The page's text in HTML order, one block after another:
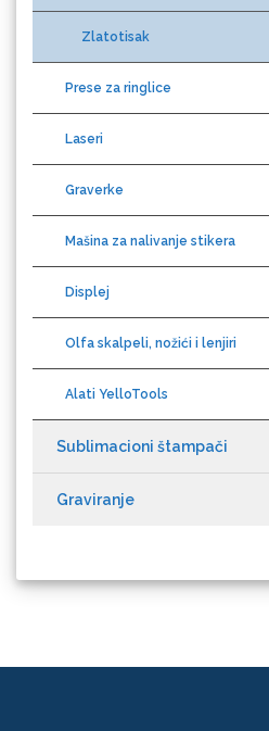
Zlatotisak
Prese za ringlice
Laseri
Graverke
Mašina za nalivanje stikera
Displej
Olfa skalpeli, nožići i lenjiri
Alati YelloTools
Sublimacioni štampači
Graviranje